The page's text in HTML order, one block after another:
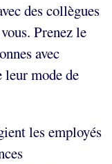
des collègues
Prenez le
avec
leur mode de
les employés